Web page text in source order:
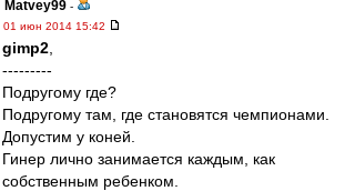
Matvey99 -
01 июн 2014 15:42
gimp2
---------
Подругому где?
Подругому там, где становятся чемпионами.
Допустим у коней.
Гинер лично занимается каждым, как
собственным ребенком.